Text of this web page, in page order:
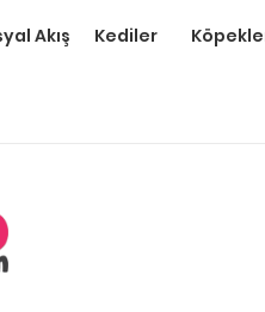
Akış Kediler